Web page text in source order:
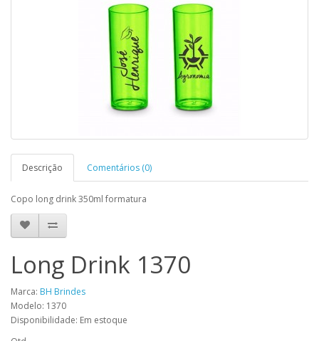
Descrição Comentários (0)
Copo long drink 350ml formatura
Long Drink 1370
Marca: BH Brindes
Modelo: 1370
Disponibilidade: Em estoque